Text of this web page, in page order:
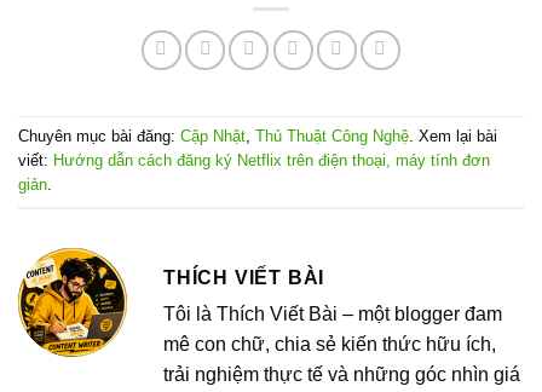
Chuyên mục bài đăng: Cập Nhật Thủ Thuật Công Nghệ . Xem lại bài
viết: Hướng dẫn cách đăng ký Netflix trên điện thoại, máy tính đơn
giản
THÍCH VIẾT BÀI
Tôi là Thích Viết Bài – một blogger đam
mê con chữ, chia sẻ kiến thức hữu ích,
trải nghiệm thực tế và những góc nhìn giá